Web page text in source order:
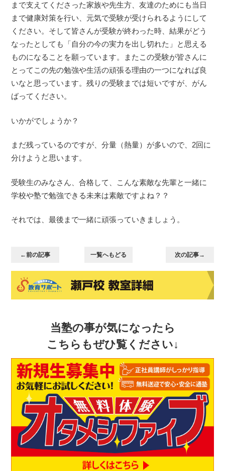
まで支えてくださった家族や先生方、友達のためにも当日
まで健康対策を行い、元気で受験が受けられるようにして
ください。そして皆さんが受験が終わった時、結果がどう
なったとしても「自分の今の実力を出し切れた」と思える
ものになることを願っています。またこの受験が皆さんに
とってこの先の勉強や生活の頑張る理由の一つになれば良
いなと思っています。残りの受験までは短いですが、がん
ばってください。
いかがでしょうか？
まだ残っているのですが、分量（熱量）が多いので、2回に
分けようと思います。
受験生のみなさん、合格して、こんな素敵な先輩と一緒に
学校や塾で勉強できる未来は素敵ですよね？？
それでは、最後まで一緒に頑張っていきましょう。
←前の記事 一覧へもどる 次の記事→
当塾の事が気になったら
こちらもぜひ覧ください↓